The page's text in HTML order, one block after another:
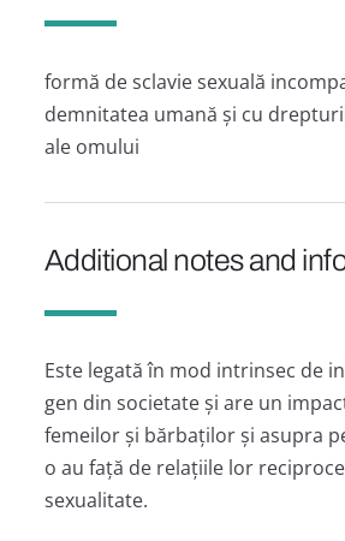
formă de sclavie sexuală
demnitatea umană și cu
ale omului
Additional notes and
Este legată în mod intrinsec de
gen din societate și are un
femeilor și bărbaților și asupra
o au față de relațiile lor
sexualitate.